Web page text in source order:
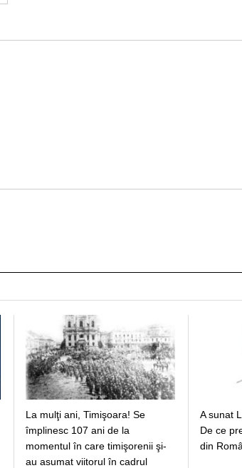
La mulţi ani, Timişoara! Se
împlinesc 107 ani de la
momentul în care timişorenii şi-
au asumat viitorul în cadrul
A sunat
De ce
din